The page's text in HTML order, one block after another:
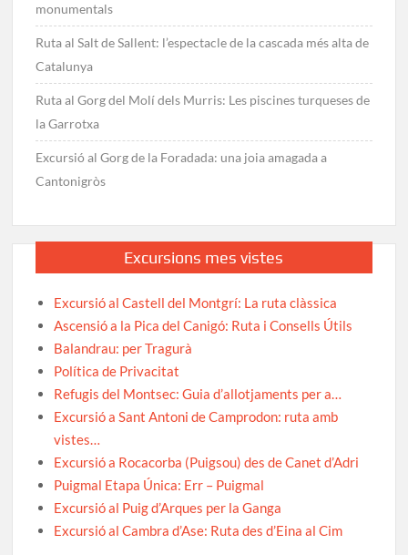
monumentals
Ruta al Salt de Sallent: l’espectacle de la cascada més alta de
Catalunya
Ruta al Gorg del Molí dels Murris: Les piscines turqueses de
la Garrotxa
Excursió al Gorg de la Foradada: una joia amagada a
Cantonigròs
Excursions mes vistes
Excursió al Castell del Montgrí: La ruta clàssica
Ascensió a la Pica del Canigó: Ruta i Consells Útils
Balandrau: per Tragurà
Política de Privacitat
Refugis del Montsec: Guia d’allotjaments per a…
Excursió a Sant Antoni de Camprodon: ruta amb
vistes…
Excursió a Rocacorba (Puigsou) des de Canet d’Adri
Puigmal Etapa Única: Err – Puigmal
Excursió al Puig d’Arques per la Ganga
Excursió al Cambra d’Ase: Ruta des d’Eina al Cim